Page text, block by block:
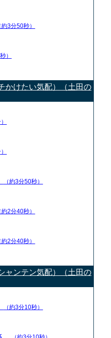
約3分50秒）
）
かけたい気配）（土田の
（約3分50秒）
約2分40秒）
約2分40秒）
ャンテン気配）（土田の
（約3分10秒）